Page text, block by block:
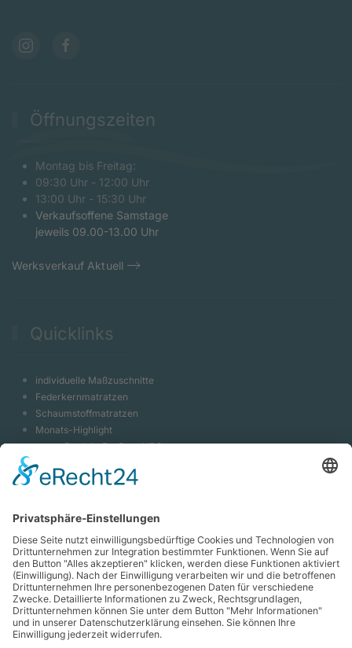
Öffnungszeiten
Montag bis Freitag:
09:30 Uhr - 12:00 Uhr
13:00 Uhr - 15:30 Uhr
Verkaufsoffene Samstage
jeweils 09.00-13.00 Uhr
Werksverkauf Aktuell
Quicklinks
individuelle Maßzuschnitte
Federkernmatratzen
Schaumstoffmatratzen
Monats-Highlight
neues Produkt EvoPore HRC
Massivholzbett Shiva
Luxeriöses Hotelbett
Caravanpolster Camping
Polsterbett - Systeme
Bettzubehör